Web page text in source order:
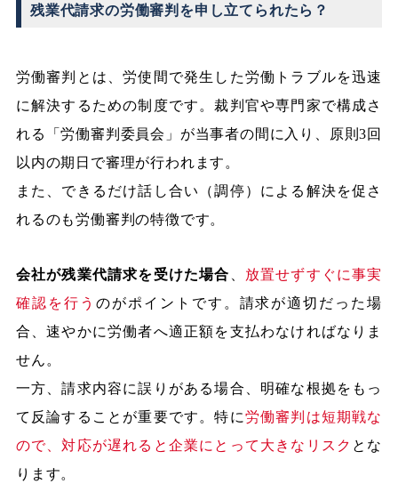
残業代請求の労働審判を申し立てられたら？
労働審判とは、労使間で発生した労働トラブルを迅速
に解決するための制度です。裁判官や専門家で構成さ
れる「労働審判委員会」が当事者の間に入り、原則3回
以内の期日で審理が行われます。
また、できるだけ話し合い（調停）による解決を促さ
れるのも労働審判の特徴です。
会社が残業代請求を受けた場合
放置せずすぐに事実
確認を行う のがポイントです。請求が適切だった場
合、速やかに労働者へ適正額を支払わなければなりま
せん。
一方、請求内容に誤りがある場合、明確な根拠をもっ
て反論することが重要です。特に労働審判は短期戦な
ので、対応が遅れると企業にとって大きなリスク とな
ります。